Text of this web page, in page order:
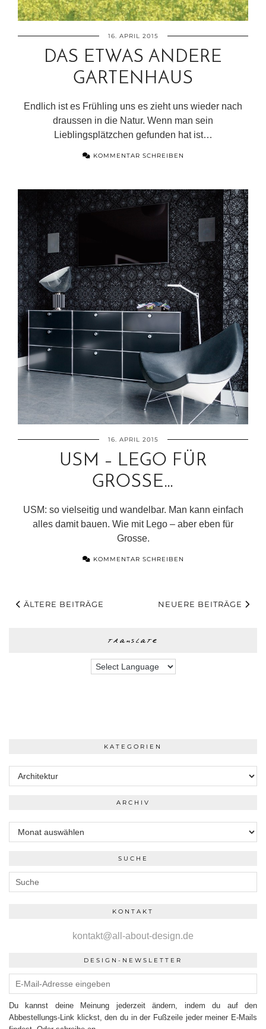
16. APRIL 2015
DAS ETWAS ANDERE
GARTENHAUS
Endlich ist es Frühling uns es zieht uns wieder nach
draussen in die Natur. Wenn man sein
Lieblingsplätzchen gefunden hat ist…
KOMMENTAR SCHREIBEN
16. APRIL 2015
USM – LEGO FÜR
GROSSE…
USM: so vielseitig und wandelbar. Man kann einfach
alles damit bauen. Wie mit Lego – aber eben für
Grosse.
KOMMENTAR SCHREIBEN
ÄLTERE BEITRÄGE NEUERE BEITRÄGE
translate
KATEGORIEN
Kategorien
ARCHIV
Archiv
SUCHE
KONTAKT
kontakt@all-about-design.de
DESIGN-NEWSLETTER
Du kannst deine Meinung jederzeit ändern, indem du auf den
Abbestellungs-Link klickst, den du in der Fußzeile jeder meiner E-Mails